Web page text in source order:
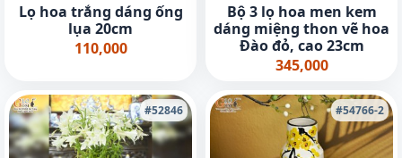
Lọ hoa trắng dáng ống
lụa 20cm
110,000
Bộ 3 lọ hoa men kem
dáng miệng thon vẽ hoa
Đào đỏ, cao 23cm
345,000
#52846 #54766-2